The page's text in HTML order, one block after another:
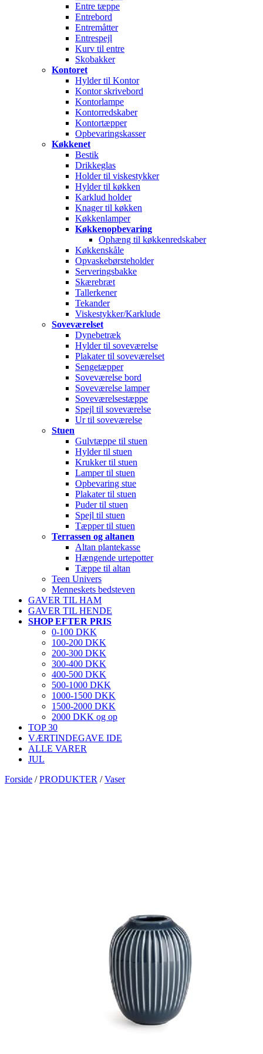
Entre tæppe
Entrebord
Entremåtter
Entrespejl
Kurv til entre
Skobakker
Kontoret
Hylder til Kontor
Kontor skrivebord
Kontorlampe
Kontorredskaber
Kontortæpper
Opbevaringskasser
Køkkenet
Bestik
Drikkeglas
Holder til viskestykker
Hylder til køkken
Karklud holder
Knager til køkken
Køkkenlamper
Køkkenopbevaring
Ophæng til køkkenredskaber
Køkkenskåle
Opvaskebørsteholder
Serveringsbakke
Skærebræt
Tallerkener
Tekander
Viskestykker/Karklude
Soveværelset
Dynebetræk
Hylder til soveværelse
Plakater til soveværelset
Sengetæpper
Soveværelse bord
Soveværelse lamper
Soveværelsestæppe
Spejl til soveværelse
Ur til soveværelse
Stuen
Gulvtæppe til stuen
Hylder til stuen
Krukker til stuen
Lamper til stuen
Opbevaring stue
Plakater til stuen
Puder til stuen
Spejl til stuen
Tæpper til stuen
Terrassen og altanen
Altan plantekasse
Hængende urtepotter
Tæppe til altan
Teen Univers
Menneskets bedsteven
GAVER TIL HAM
GAVER TIL HENDE
SHOP EFTER PRIS
0-100 DKK
100-200 DKK
200-300 DKK
300-400 DKK
400-500 DKK
500-1000 DKK
1000-1500 DKK
1500-2000 DKK
2000 DKK og op
TOP 30
VÆRTINDEGAVE IDE
ALLE VARER
JUL
Forside /PRODUKTER /Vaser